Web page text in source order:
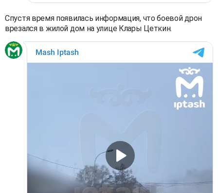
Спустя время появилась информация, что боевой дрон
врезался в жилой дом на улице Клары Цеткин.